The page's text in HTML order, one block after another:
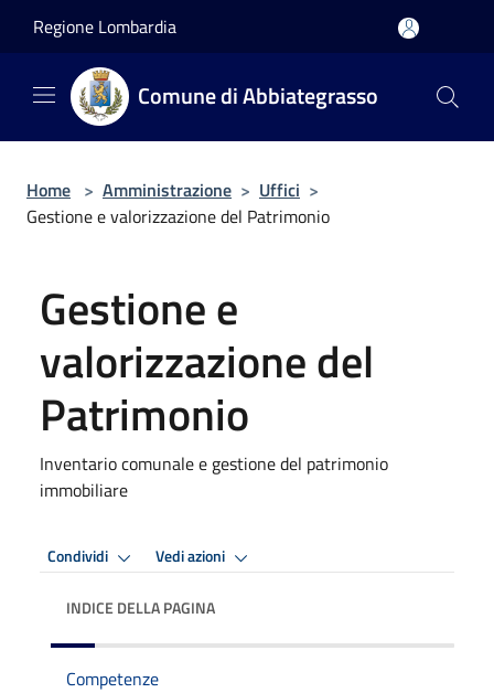
Regione Lombardia
Comune di Abbiategrasso
Home > Amministrazione > Uffici >
Gestione e valorizzazione del Patrimonio
Gestione e
valorizzazione del
Patrimonio
Inventario comunale e gestione del patrimonio
immobiliare
Condividi Vedi azioni
INDICE DELLA PAGINA
Competenze